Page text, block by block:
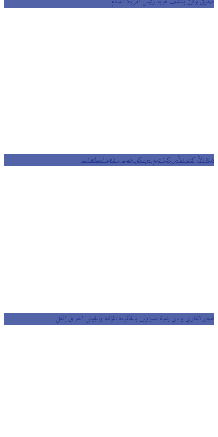
هيئة الأركان الأمريكية تتهم موسكو بقصف قافلة المساعدات
تفجير انتحاري يودي بحياة مسؤولين بالحكومة المؤقتة والجيش الحر في إنخل